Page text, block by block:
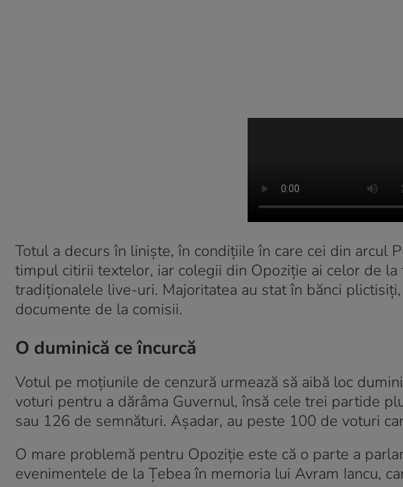
Totul a decurs în liniște, în condițiile în care cei din arcul
timpul citirii textelor, iar colegii din Opoziție ai celor de la
tradiționalele live-uri. Majoritatea au stat în bănci
documente de la comisii.
O duminică ce încurcă
Votul pe moțiunile de cenzură urmează să aibă loc
voturi pentru a dărâma Guvernul, însă cele trei partide
sau 126 de semnături. Așadar, au peste 100 de voturi
O mare problemă pentru Opoziție este că o parte a
evenimentele de la Țebea în memoria lui Avram Iancu,